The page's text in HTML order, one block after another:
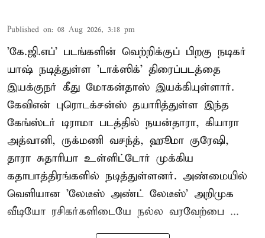
Published on: 08 Aug 2026, 3:18 pm
'கே.ஜி.எப்' படங்களின் வெற்றிக்குப் பிறகு நடிகர்
யாஷ் நடித்துள்ள 'டாக்ஸிக்' திரைப்படத்தை
இயக்குநர் கீது மோகன்தாஸ் இயக்கியுள்ளார்.
கேவிஎன் புரொடக்சன்ஸ் தயாரித்துள்ள இந்த
கேங்ஸ்டர் டிராமா படத்தில் நயன்தாரா, கியாரா
அத்வானி, ருக்மணி வசந்த், ஹூமா குரேஷி,
தாரா சுதாரியா உள்ளிட்டோர் முக்கிய
கதாபாத்திரங்களில் நடித்துள்ளனர். அண்மையில்
வெளியான 'லேடீஸ் அண்ட் லேடீஸ்' அறிமுக
வீடியோ ரசிகர்களிடையே நல்ல வரவேற்பை ...